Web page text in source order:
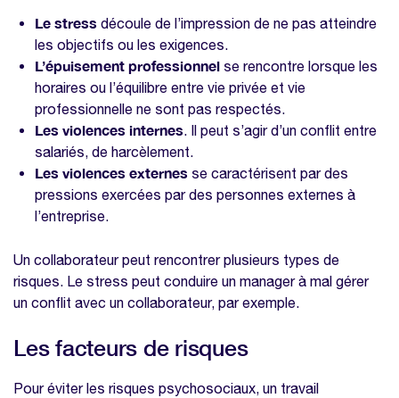
professionnels avec notre modèle gratuit
DUERP
Nos modèles à télécharger sur la même
thématique
Enquête bien-être collaborateurs
Modèle DUERP
Modèle de registre unique du personnel
Modèle de rapport d'étonnement
Le stress découle de l’impression de ne pas atteindre
les objectifs ou les exigences.
L’épuisement professionnel se rencontre lorsque les
horaires ou l’équilibre entre vie privée et vie
professionnelle ne sont pas respectés.
Les violences internes. Il peut s’agir d’un conflit entre
salariés, de harcèlement.
Les violences externes se caractérisent par des
pressions exercées par des personnes externes à
l’entreprise.
Un collaborateur peut rencontrer plusieurs types de
risques. Le stress peut conduire un manager à mal gérer
un conflit avec un collaborateur, par exemple.
Les facteurs de risques
Pour éviter les risques psychosociaux, un travail